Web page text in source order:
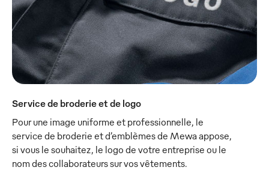
Service de broderie et de logo
Pour une image uniforme et professionnelle, le
service de broderie et d’emblèmes de Mewa appose,
si vous le souhaitez, le logo de votre entreprise ou le
nom des collaborateurs sur vos vêtements.